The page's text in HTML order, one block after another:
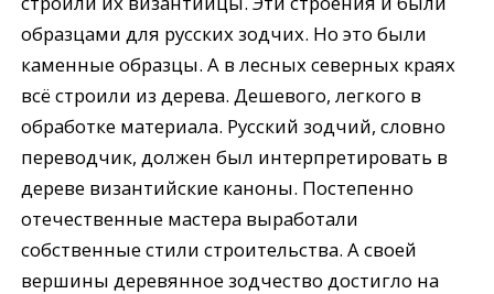
образцами для русских зодчих. Но это были
каменные образцы. А в лесных северных краях
всё строили из дерева. Дешевого, легкого в
обработке материала. Русский зодчий, словно
переводчик, должен был интерпретировать в
дереве византийские каноны. Постепенно
отечественные мастера выработали
собственные стили строительства. А своей
вершины деревянное зодчество достигло на